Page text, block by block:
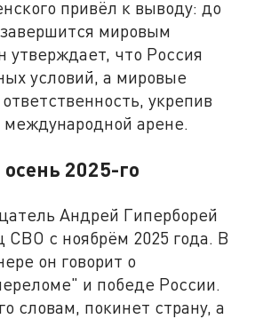
привёл к выводу: до
мировым
утверждает, что Россия
условий, а мировые
укрепив
международной арене.
2025-го
Андрей Гиперборей
СВО с ноябрём 2025 года. В
он говорит о
и победе России.
словам, покинет страну, а